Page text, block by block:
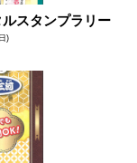
スタンプラリー
)